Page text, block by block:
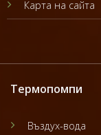
Карта на сайта
Термопомпи
Въздух-вода